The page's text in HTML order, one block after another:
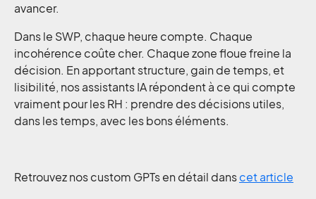
avancer.
Dans le SWP, chaque heure compte. Chaque
incohérence coûte cher. Chaque zone floue freine la
décision. En apportant structure, gain de temps, et
lisibilité, nos assistants IA répondent à ce qui compte
vraiment pour les RH : prendre des décisions utiles,
dans les temps, avec les bons éléments.
Retrouvez nos custom GPTs en détail danscet article